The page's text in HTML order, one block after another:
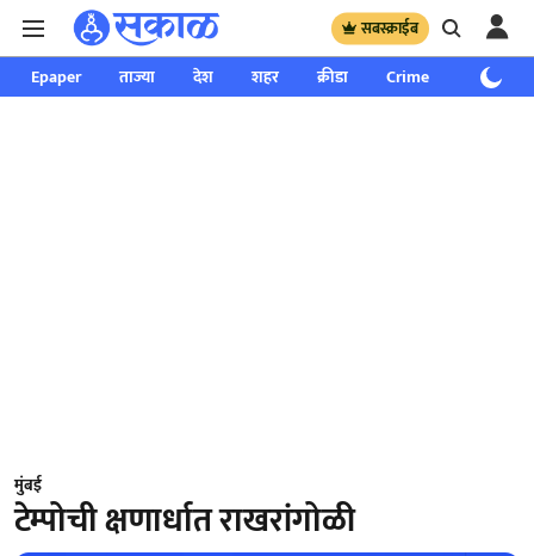
सबस्क्राईब
Epaper ताज्या देश शहर क्रीडा Crime साप्ताहिक
मुंबई
टेम्पोची क्षणार्धात राखरांगोळी